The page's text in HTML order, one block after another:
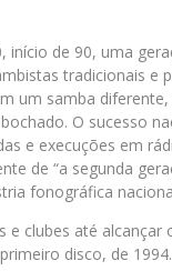
início de 90, uma
tradicionais e
um samba
O sucesso
e execuções em
de “a segunda
fonográfica
e clubes até alcançar
disco, de